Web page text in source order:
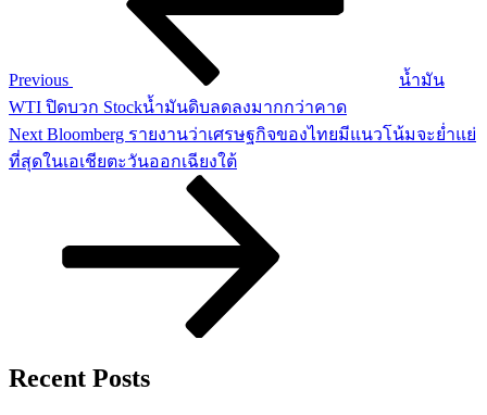
Previous
น้ำมัน
WTI ปิดบวก Stockน้ำมันดิบลดลงมากกว่าคาด
Next
Post
Next Bloomberg รายงานว่าเศรษฐกิจของไทยมีแนวโน้มจะย่ำแย่
ที่สุดในเอเชียตะวันออกเฉียงใต้
Recent Posts